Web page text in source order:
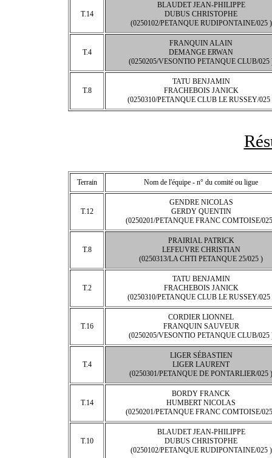
T.14
BLAUDET JEAN-PHILIPPE
DUBUS CHRISTOPHE
(0250102/PETANQUE RUDIPONTAINE/025 )
T.4
FRANQUIN ALAIN
DEMANGE ERWAN
(0250205/VESONTIO PETANQUE CLUB/025
T.8
TATU BENJAMIN
FRACHEBOIS JANICK
(0250310/PETANQUE CLUB LE RUSSEY/025
Terrain Nom de l'équipe - n° du comité ou ligue
T.12
GENDRE NICOLAS
GERDY QUENTIN
(0250201/PETANQUE FRANC COMTOISE/
T.8
PRAIRIAL PATRICK
LEFEUVRE CHRISTIAN
(0250313/LA CHTI PETANQUE 25/025 )
T.2
TATU BENJAMIN
FRACHEBOIS JANICK
(0250310/PETANQUE CLUB LE RUSSEY/025
T.16
CORDIER LIONNEL
FRANQUIN SAUVEUR
(0250205/VESONTIO PETANQUE CLUB/025
T.4
LIGER SÉBASTIEN
LIGER LAURENT
(0250301/PETANQUE DE PONTARLIER/025 )
T.14
BORDY FRANCK
HUMBERT NICOLAS
(0250201/PETANQUE FRANC COMTOISE/
T.10
BLAUDET JEAN-PHILIPPE
DUBUS CHRISTOPHE
(0250102/PETANQUE RUDIPONTAINE/025 )